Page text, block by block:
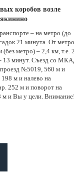
коробов возле
– на метро (до
21 минута. От метро
метро) – 2,4 км, т.е.
13 минут. Съезд со
№5019, 560 м и
м и налево на
252 м и поворот на
м и Вы у цели. Внимание!